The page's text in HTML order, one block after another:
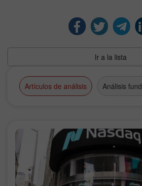
Ir a la lista
Artículos de análisis Análisis